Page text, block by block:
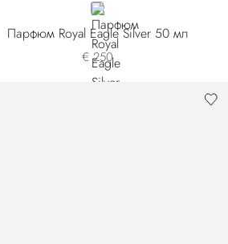
NEUTRAL
Парфюм Royal Eagle Silver 50 мл
€ 250